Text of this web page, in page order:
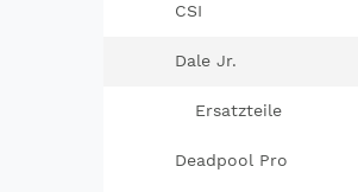
CSI
Dale Jr.
Ersatzteile
Deadpool Pro